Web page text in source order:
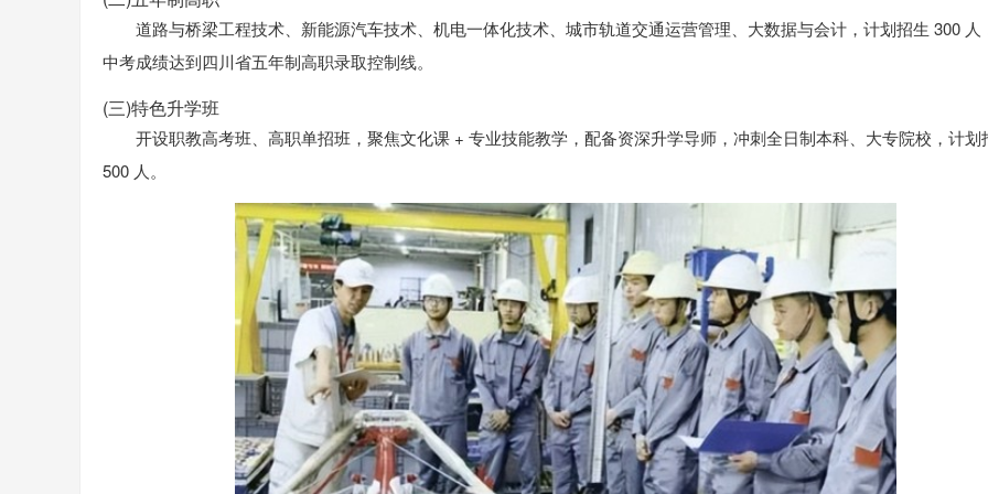
道路与桥梁工程技术、新能源汽车技术、机电一体化技术、城市轨道交通运营管理、大数据与会计，计划招生 300 人
中考成绩达到四川省五年制高职录取控制线。
(三)特色升学班
开设职教高考班、高职单招班，聚焦文化课 + 专业技能教学，配备资深升学导师，冲刺全日制本科、大专院校，计划
500 人。